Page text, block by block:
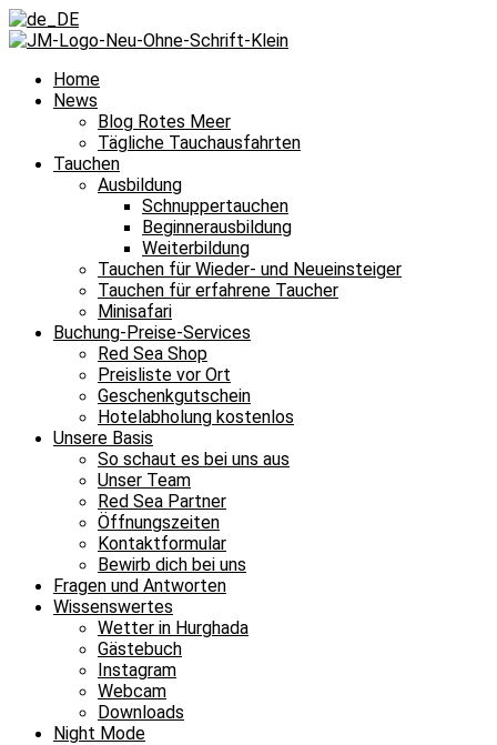
Home
News
Blog Rotes Meer
Tägliche Tauchausfahrten
Tauchen
Ausbildung
Schnuppertauchen
Beginnerausbildung
Weiterbildung
Tauchen für Wieder- und Neueinsteiger
Tauchen für erfahrene Taucher
Minisafari
Buchung-Preise-Services
Red Sea Shop
Preisliste vor Ort
Geschenkgutschein
Hotelabholung kostenlos
Unsere Basis
So schaut es bei uns aus
Unser Team
Red Sea Partner
Öffnungszeiten
Kontaktformular
Bewirb dich bei uns
Fragen und Antworten
Wissenswertes
Wetter in Hurghada
Gästebuch
Instagram
Webcam
Downloads
Night Mode